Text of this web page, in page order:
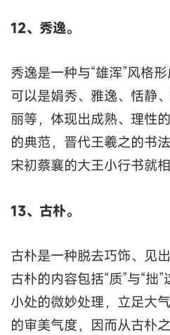
12、秀逸。
秀逸是一种与“雄浑”风格
可以是娟秀、雅逸、恬静
丽等，体现出成熟、理性
的典范，晋代王羲之的书
宋初蔡襄的大王小行书就相
13、古朴。
古朴是一种脱去巧饰、见
古朴的内容包括“质”与“拙
小处的微妙处理，立足大
的审美气度，因而从古朴